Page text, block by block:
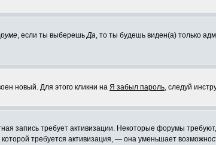
, если ты выберешьДа, то ты будешь виден(а) только
новый. Для этого кликни на Я забыл пароль, следуй
запись требует активизации. Некоторые форумы
требуется активизация, — она уменьшает